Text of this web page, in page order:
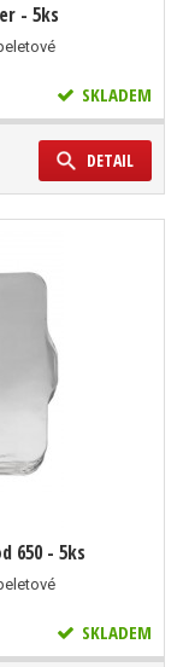
- 5ks
SKLADEM
DETAIL
650 - 5ks
SKLADEM